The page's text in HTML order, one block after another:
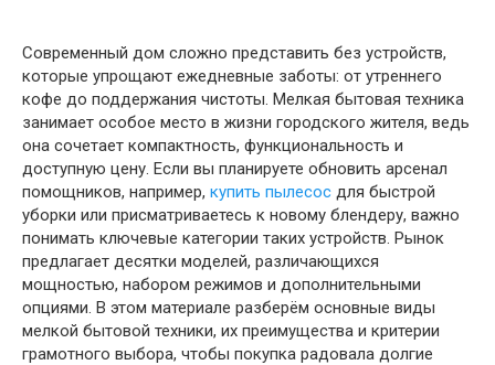
Современный дом сложно представить без устройств,
которые упрощают ежедневные заботы: от утреннего
кофе до поддержания чистоты. Мелкая бытовая техника
занимает особое место в жизни городского жителя, ведь
она сочетает компактность, функциональность и
доступную цену. Если вы планируете обновить арсенал
помощников, например, купить пылесос для быстрой
уборки или присматриваетесь к новому блендеру, важно
понимать ключевые категории таких устройств. Рынок
предлагает десятки моделей, различающихся
мощностью, набором режимов и дополнительными
опциями. В этом материале разберём основные виды
мелкой бытовой техники, их преимущества и критерии
грамотного выбора, чтобы покупка радовала долгие